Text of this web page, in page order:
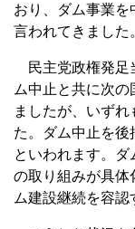
おり、ダム事業を
言われてきました
民主党政権発足
ム中止と共に次
ましたが、いず
た。ダム中止を後
といわれます。
の取り組みが具体
ム建設継続を容認